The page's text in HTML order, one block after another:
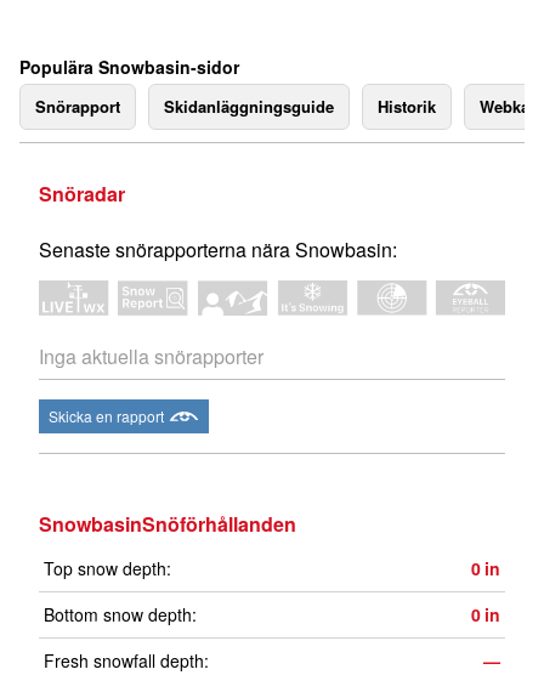
Populära Snowbasin-sidor
Snörapport Skidanläggningsguide Historik
Snöradar
Senaste snörapporterna nära Snowbasin:
Inga aktuella snörapporter
Skicka en rapport
SnowbasinSnöförhållanden
Top snow depth: 0 in
Bottom snow depth:
0 in
Fresh snowfall depth:
—